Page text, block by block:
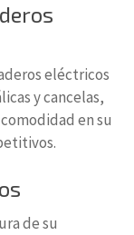
eléctricos
y cancelas,
en su
de su